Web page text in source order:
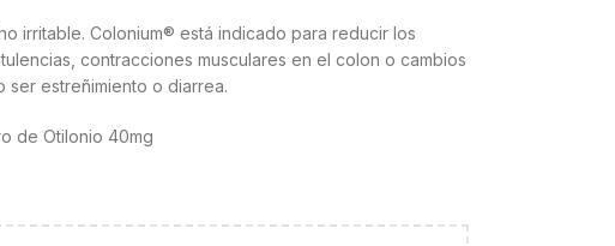
irritable. Colonium® está indicado para reducir los
contracciones musculares en el colon o cambios
ser estreñimiento o diarrea.
de Otilonio 40mg